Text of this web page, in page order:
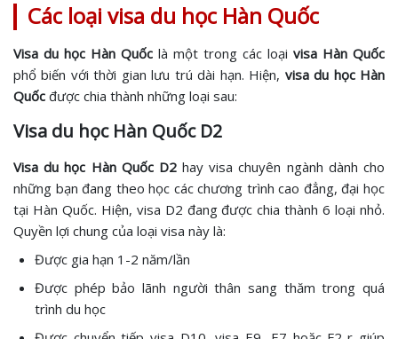
Các loại visa du học Hàn Quốc
Visa du học Hàn Quốc là một trong các loại visa Hàn Quốc
phổ biến với thời gian lưu trú dài hạn. Hiện, visa du học Hàn
Quốc được chia thành những loại sau:
Visa du học Hàn Quốc D2
Visa du học Hàn Quốc D2 hay visa chuyên ngành dành cho
những bạn đang theo học các chương trình cao đẳng, đại học
tại Hàn Quốc. Hiện, visa D2 đang được chia thành 6 loại nhỏ.
Quyền lợi chung của loại visa này là:
Được gia hạn 1-2 năm/lần
Được phép bảo lãnh người thân sang thăm trong quá
trình du học